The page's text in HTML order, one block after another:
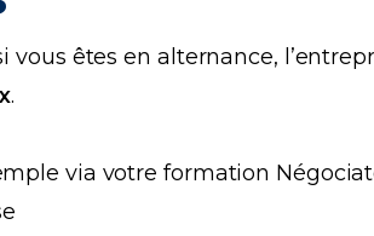
êtes en alternance,
.
via votre formation